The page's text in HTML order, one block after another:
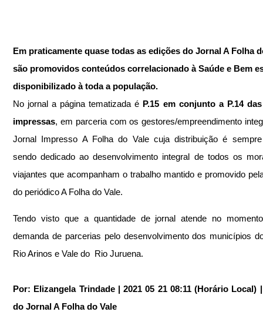
Em praticamente quase todas as edições do Jornal A Folha
são promovidos conteúdos correlacionado à Saúde e Bem
disponibilizado à toda a população.
No jornal a página tematizada é P.15 em conjunto a P.14
impressas, em parceria com os gestores/empreendimento
Jornal Impresso A Folha do Vale cuja distribuição é
sendo dedicado ao desenvolvimento integral de todos os
viajantes que acompanham o trabalho mantido e promovido
do periódico A Folha do Vale.
Tendo visto que a quantidade de jornal atende no
demanda de parcerias pelo desenvolvimento dos municípios
Rio Arinos e Vale do  Rio Juruena.
Por: Elizangela Trindade | 2021 05 21 08:11 (Horário Local)
do Jornal A Folha do Vale